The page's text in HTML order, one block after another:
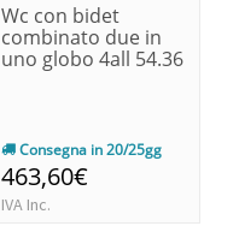
Wc con bidet
combinato due in
uno globo 4all 54.36
Consegna in 20/25gg
463,60€
IVA Inc.